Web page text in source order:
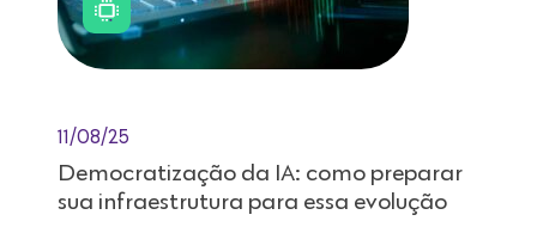
11/08/25
Democratização da IA: como preparar
sua infraestrutura para essa evolução